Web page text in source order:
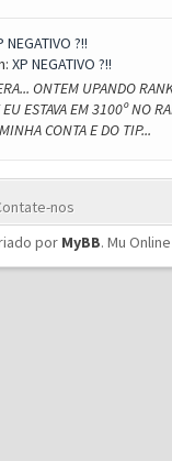
NEGATIVO ?!!
XP NEGATIVO ?!!
ONTEM UPANDO
ESTAVA EM 3100º NO
CONTA E DO TIP...
nos
por MyBB.Mu Online